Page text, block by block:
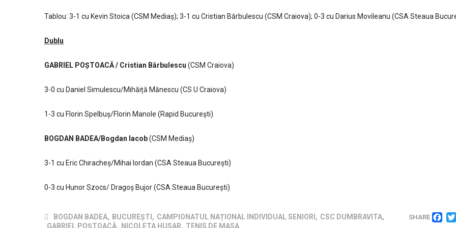
Tablou: 3-1 cu Kevin Stoica (CSM Mediaș); 3-1 cu Cristian Bărbulescu (CSM Craiova); 0-3 cu Darius Movileanu (CSA Steaua
Dublu
GABRIEL POȘTOACĂ / Cristian Bărbulescu (CSM Craiova)
3-0 cu Daniel Simulescu/Mihăiță Mănescu (CS U Craiova)
1-3 cu Florin Spelbuș/Florin Manole (Rapid București)
BOGDAN BADEA/Bogdan Iacob(CSM Mediaș)
3-1 cu Eric Chiracheș/Mihai Iordan (CSA Steaua București)
0-3 cu Hunor Szocs/ Dragoș Bujor (CSA Steaua București)
BOGDAN BADEA, BUCUREȘTI , CAMPIONATUL NAȚIONAL INDIVIDUAL SENIORI , CSC DUMBRAVITA,
GABRIEL POȘTOACĂ, NICOLETA HUSAR, TENIS DE MASA
SHARE
Despre club
drept public, înființat ca instituţie publică polisportivă și va
avea ca obiectiv principal de activitate selecţia, pregătirea,